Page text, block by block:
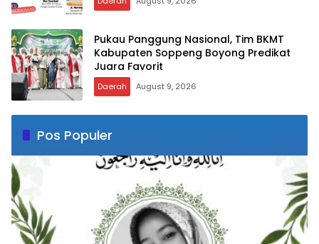
Pukau Panggung Nasional, Tim BKMT
Kabupaten Soppeng Boyong Predikat
Juara Favorit
Daerah August 9, 2026
Pos Populer